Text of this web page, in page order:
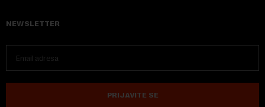
NEWSLETTER
PRIJAVITE SE